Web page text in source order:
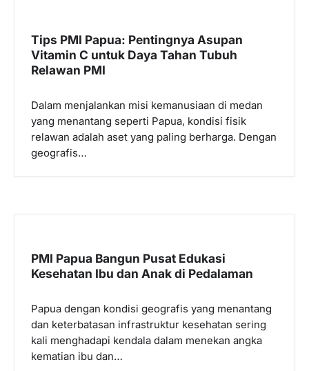
Tips PMI Papua: Pentingnya Asupan
Vitamin C untuk Daya Tahan Tubuh
Relawan PMI
Dalam menjalankan misi kemanusiaan di medan
yang menantang seperti Papua, kondisi fisik
relawan adalah aset yang paling berharga. Dengan
geografis…
PMI Papua Bangun Pusat Edukasi
Kesehatan Ibu dan Anak di Pedalaman
Papua dengan kondisi geografis yang menantang
dan keterbatasan infrastruktur kesehatan sering
kali menghadapi kendala dalam menekan angka
kematian ibu dan…